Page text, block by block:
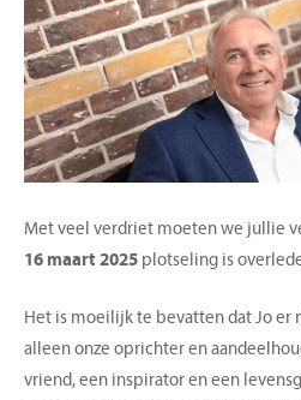
Met veel verdriet moeten we jullie
16 maart 2025 plotseling is
Het is moeilijk te bevatten dat Jo er
alleen onze oprichter en
vriend, een inspirator en een